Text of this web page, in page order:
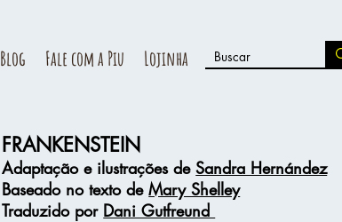
Blog Fale com a Piu Lojinha
FRANKENSTEIN
Adaptação e ilustrações deSandra Hernández
Baseado no texto deMary Shelley
Traduzido por Dani Gutfreund